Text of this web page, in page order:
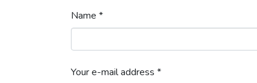
Name *
Your e-mail address *